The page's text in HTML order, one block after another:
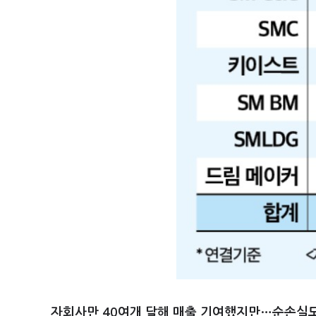
자회사만 40여개 달해 매출 기여했지만…순손실